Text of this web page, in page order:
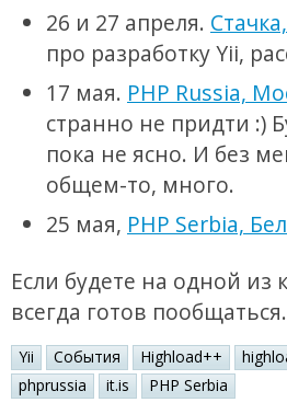
26 и 27 апреля.
про разработку Yii,
17 мая. PHP Russia,
странно не придти :)
пока не ясно. И без
общем-то, много.
25 мая, PHP Serbia,
Если будете на одной
всегда готов пообщаться.
Yii События Highload++
phprussia
it.is PHP Serbia